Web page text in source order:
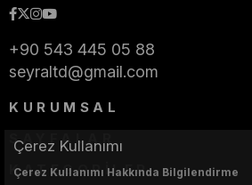
+90 543 445 05 88
seyraltd@gmail.com
KURUMSAL
SAYFALAR
KATEGORİLER
Çerez Kullanımı
Çerez Kullanımı Hakkında Bilgilendirme